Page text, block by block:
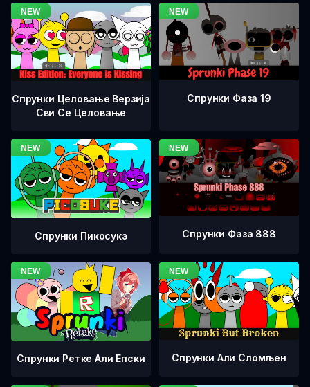
Спрунки Целовање Верзија
Сви Се Целовање
Спрунки Фаза 19
Спрунки Пикосукэ Спрунки Фаза 888
Спрунки Ретке Али Епски Спрунки Али Сломљен